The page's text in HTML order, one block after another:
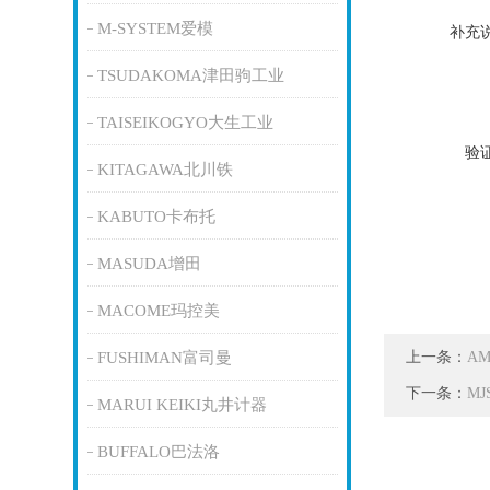
M-SYSTEM爱模
TSUDAKOMA津田驹工业
TAISEIKOGYO大生工业
KITAGAWA北川铁
KABUTO卡布托
MASUDA增田
MACOME玛控美
FUSHIMAN富司曼
MARUI KEIKI丸井计器
BUFFALO巴法洛
补充
验
上一条：
下一条：